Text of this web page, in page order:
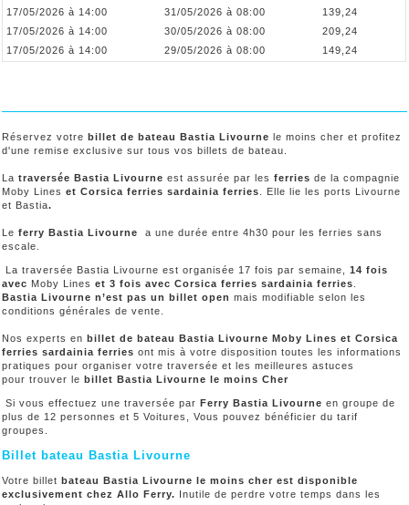
17/05/2026 à 14:00
31/05/2026 à 08:00
139,24
17/05/2026 à 14:00
30/05/2026 à 08:00
209,24
17/05/2026 à 14:00
29/05/2026 à 08:00 149,24
Réservez votre billet de bateau Bastia Livourne le moins cher et profitez
d'une remise exclusive sur tous vos billets de bateau.
La traversée Bastia Livourne est assurée par les ferries de la compagnie
Moby Lines et Corsica ferries sardainia ferries . Elle lie les ports Livourne
et Bastia.
Le ferry Bastia Livourne a une durée entre 4h30 pour les ferries sans
escale.
La traversée Bastia Livourne est organisée 17 fois par semaine,
14 fois
avec Moby Lines et 3 fois avec Corsica ferries sardainia ferries
Bastia Livourne n’est pas un billet open mais modifiable selon les
conditions générales de vente.
Nos experts en billet de bateau Bastia Livourne Moby Lines et Corsica
ferries sardainia ferries ont mis à votre disposition toutes les informations
pratiques pour organiser votre traversée et les meilleures astuces
pour trouver le billet Bastia Livourne le moins Cher
Si vous effectuez une traversée par Ferry Bastia Livourne en groupe de
plus de 12 personnes et 5 Voitures, Vous pouvez bénéficier du tarif
groupes.
Billet bateau Bastia Livourne
Votre billet bateau Bastia Livourne le moins cher est disponible
exclusivement chez Allo Ferry. Inutile de perdre votre temps dans les